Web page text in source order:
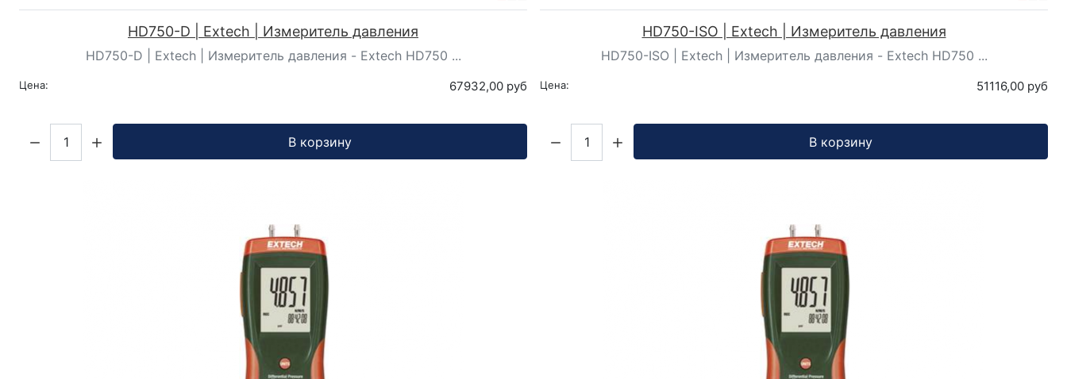
HD750-D | Extech | Измеритель давления
HD750-D | Extech | Измеритель давления - Extech HD750 ...
Цена: 67932,00 руб
В корзину
HD750-ISO | Extech | Измеритель давления
HD750-ISO | Extech | Измеритель давления - Extech HD750 ...
Цена: 51116,00 руб
В корзину